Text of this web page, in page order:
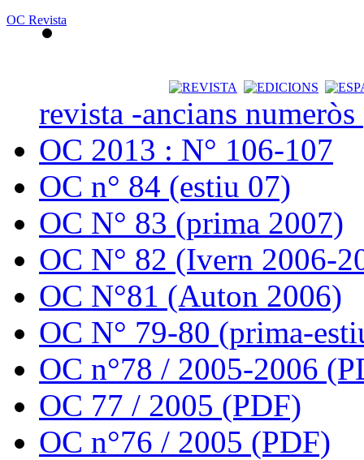
OC Revista
revista -ancians
OC 2013 : N° 106-107
OC n° 84 (estiu 07)
OC N° 83 (prima 2007)
OC N° 82 (Ivern 2006-
OC N°81 (Auton 2006)
OC N° 79-80 (prima-
OC n°78 / 2005-2006
OC 77 / 2005 (PDF)
OC n°76 / 2005 (PDF)